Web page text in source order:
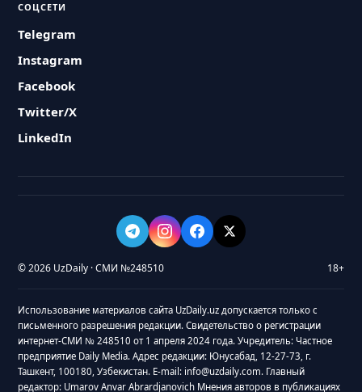
СОЦСЕТИ
Telegram
Instagram
Facebook
Twitter/X
LinkedIn
© 2026 UzDaily · СМИ №248510 18+
Использование материалов сайта UzDaily.uz допускается только с
письменного разрешения редакции. Свидетельство о регистрации
интернет-СМИ № 248510 от 1 апреля 2024 года. Учредитель: Частное
предприятие Daily Media. Адрес редакции: Юнусабад, 12-27-73, г.
Ташкент, 100180, Узбекистан. E-mail: info@uzdaily.com. Главный
редактор: Umarov Anvar Abrardjanovich Мнения авторов в публикациях